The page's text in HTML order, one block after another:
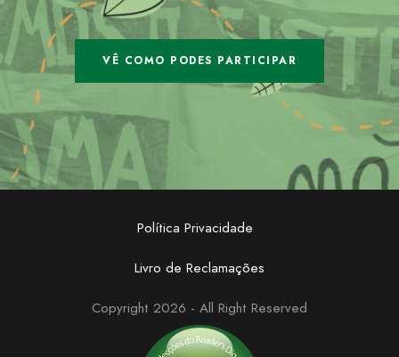
VÊ COMO PODES PARTICIPAR
Política Privacidade
Livro de Reclamações
Copyright 2026 - All Right Reserved